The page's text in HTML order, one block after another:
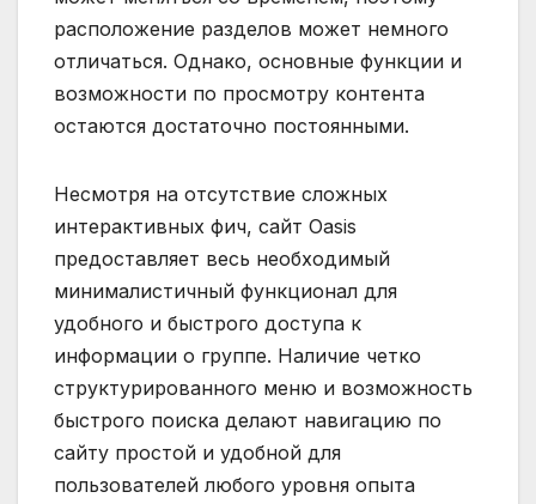
расположение разделов может немного
отличаться. Однако, основные функции и
возможности по просмотру контента
остаются достаточно постоянными.
Несмотря на отсутствие сложных
интерактивных фич, сайт Oasis
предоставляет весь необходимый
минималистичный функционал для
удобного и быстрого доступа к
информации о группе. Наличие четко
структурированного меню и возможность
быстрого поиска делают навигацию по
сайту простой и удобной для
пользователей любого уровня опыта